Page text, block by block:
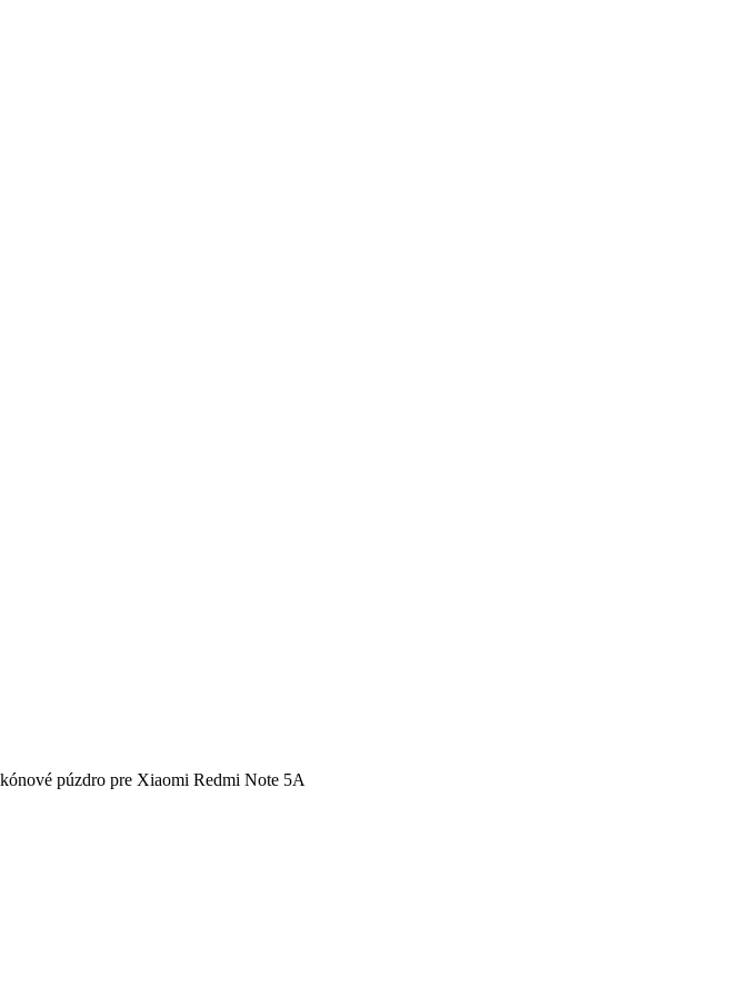
púzdro pre Xiaomi Redmi Note 5A